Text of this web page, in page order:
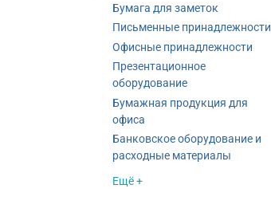
Бумага для заметок
Письменные принадлежности
Офисные принадлежности
Презентационное
оборудование
Бумажная продукция для
офиса
Банковское оборудование и
расходные материалы
Ещё +